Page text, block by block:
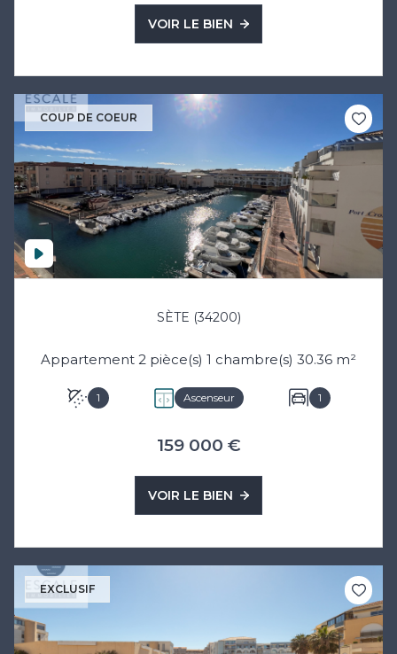
VOIR LE BIEN
COUP DE COEUR
SÈTE (34200)
Appartement 2 pièce(s) 1 chambre(s) 30.36 m²
1 Ascenseur 1
159 000 €
VOIR LE BIEN
EXCLUSIF